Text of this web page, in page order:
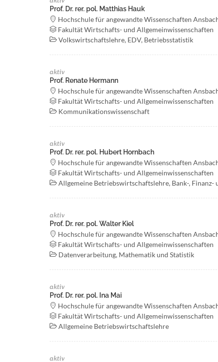
Prof. Dr. rer. pol. Matthias Hauk
Hochschule für angewandte Wissenschaften
Fakultät Wirtschafts- und Allgemeinwissenschaften
Volkswirtschaftslehre, EDV, Betriebsstatistik
aktiv
Prof. Renate Hermann
Hochschule für angewandte Wissenschaften
Fakultät Wirtschafts- und Allgemeinwissenschaften
Kommunikationswissenschaft
aktiv
Prof. Dr. rer. pol. Hubert Hornbach
Hochschule für angewandte Wissenschaften
Fakultät Wirtschafts- und Allgemeinwissenschaften
Allgemeine Betriebswirtschaftslehre, Bank-,
aktiv
Prof. Dr. rer. pol. Walter Kiel
Hochschule für angewandte Wissenschaften
Fakultät Wirtschafts- und Allgemeinwissenschaften
Datenverarbeitung, Mathematik und Statistik
aktiv
Prof. Dr. rer. pol. Ina Mai
Hochschule für angewandte Wissenschaften
Fakultät Wirtschafts- und Allgemeinwissenschaften
Allgemeine Betriebswirtschaftslehre
aktiv